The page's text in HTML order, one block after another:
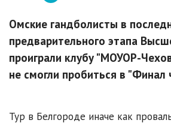
Омские гандболисты в
предварительного этапа
проиграли клубу "МОУОР-
не смогли пробиться в "Финал
Тур в Белгороде иначе как